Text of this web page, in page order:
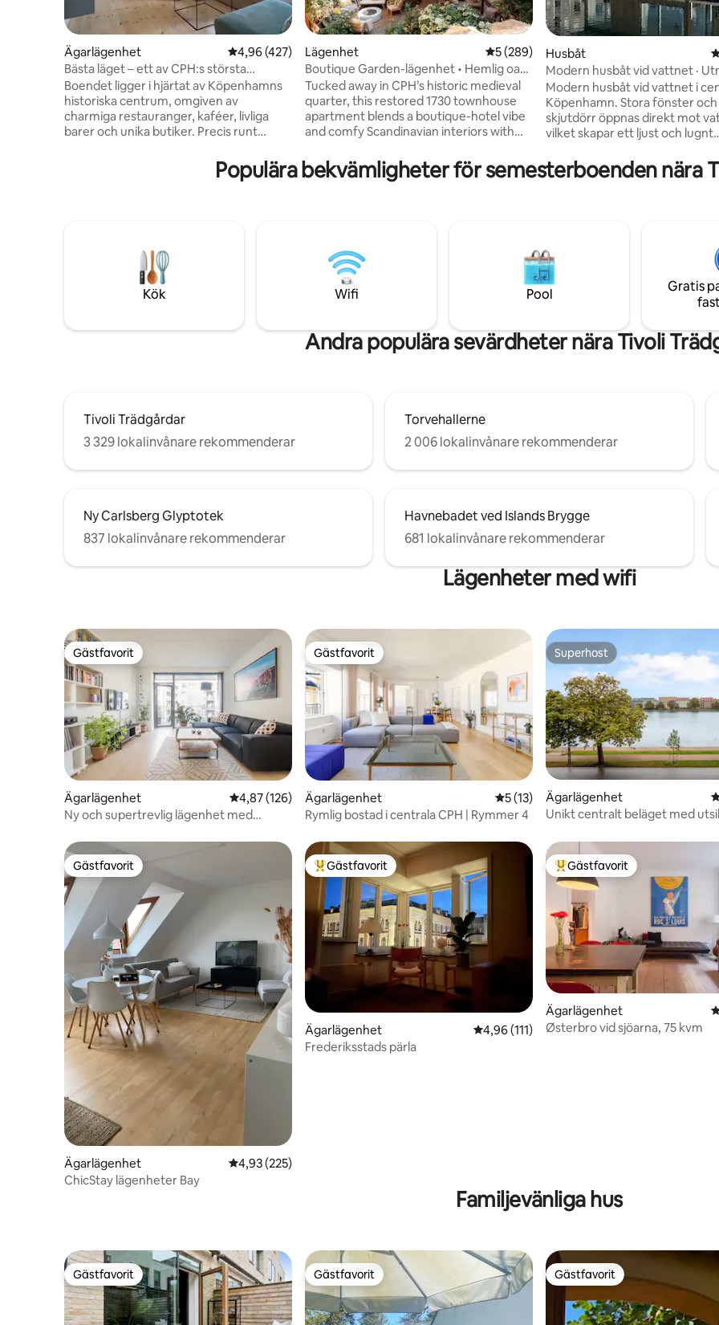
Ägarlägenhet 4,96 av 5 i genomsnittligt betyg, 427 omdömen
4,96 (427)
Bästa läget – ett av CPH:s största
badrum
Boendet ligger i hjärtat av Köpenhamns
historiska centrum, omgiven av
charmiga restauranger, kaféer, livliga
barer och unika butiker. Precis runt
slottsparker – perfekt för en morgontur,
en lugn stund med en bok eller en
lägenhet, som ligger i en vackert bevarad
byggnad från 1844 – där historia möter
modern komfort.
Lägenhet 5 av 5 i genomsnittligt betyg, 289
5 (289)
Boutique Garden-lägenhet • Hemlig oas
på innergården
Tucked away in CPH’s historic medieval
quarter, this restored 1730 townhouse
apartment blends a boutique-hotel vibe
and comfy Scandinavian interiors with
love the rare courtyard oasis, a peaceful
retreat hidden behind the bustling
The epitome of hygge, with curated
vintage and lux details throughout.
Husbåt
Modern husbåt vid vattnet ·
centralt område
Modern husbåt vid vattnet i
Köpenhamn. Stora fönster och en rymlig
skjutdörr öppnas direkt mot
vilket skapar ett ljust och lugnt
exklusivt område vid vattnet
Operahuset och
Valfria tjänster som
privat chaufförstransport är
på begäran.
Populära bekvämligheter för semesterboenden nära
Kök Wifi Pool
Gratis
Andra populära sevärdheter nära Tivoli
Tivoli Trädgårdar
3 329 lokalinvånare rekommenderar
Torvehallerne
2 006 lokalinvånare rekommenderar
Ny Carlsberg Glyptotek
837 lokalinvånare rekommenderar
Havnebadet ved Islands Brygge
681 lokalinvånare rekommenderar
Lägenheter med wifi
Gästfavorit
Gästfavorit
Ägarlägenhet 4,87 av 5 i genomsnittligt betyg, 126 omdömen
4,87 (126)
Ny och supertrevlig lägenhet med
Gästfavorit
Gästfavorit
Ägarlägenhet 5 av 5 i genomsnittligt betyg, 13
5 (13)
Rymlig bostad i centrala CPH | Rymmer 4
Superhost
Superhost
Ägarlägenhet
Unikt centralt beläget med
Gästfavorit
Gästfavorit
Ägarlägenhet 4,93 av 5 i genomsnittligt betyg, 225 omdömen
4,93 (225)
ChicStay lägenheter Bay
Populär gästfavorit
Gästfavorit
Ägarlägenhet 4,96 av 5 i genomsnittligt betyg, 111
4,96 (111)
Frederiksstads pärla
Populär gästfavorit
Gästfavorit
Ägarlägenhet
Østerbro vid sjöarna, 75 kvm
Familjevänliga hus
Gästfavorit
Gästfavorit Gästfavorit
Gästfavorit Gästfavorit
Gästfavorit